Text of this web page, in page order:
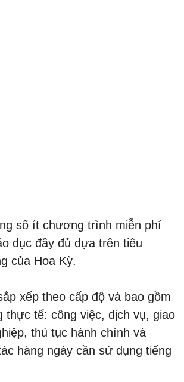
số ít chương trình miễn phí
dục đầy đủ dựa trên tiêu
của Hoa Kỳ.
xếp theo cấp độ và bao gồm
thực tế: công việc, dịch vụ, giao
thủ tục hành chính và
hàng ngày cần sử dụng tiếng